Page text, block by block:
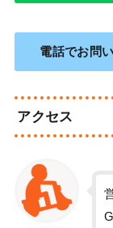
電話でお問
アクセス